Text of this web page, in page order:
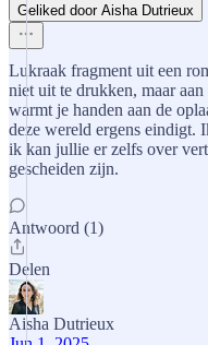
Geliked door Aisha Dutrieux
Lukraak fragment uit een
niet uit te drukken, maar
warmt je handen aan de
deze wereld ergens eindigt.
ik kan jullie er zelfs over
gescheiden zijn.
Antwoord (1)
Delen
Aisha Dutrieux